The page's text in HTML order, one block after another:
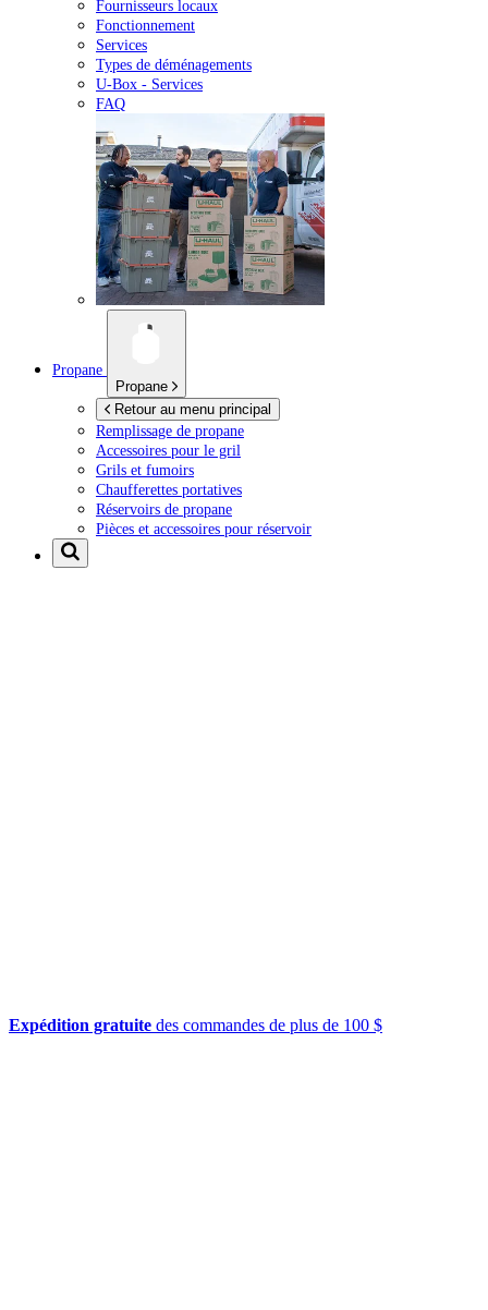
Fournisseurs locaux
Fonctionnement
Services
Types de déménagements
U-Box - Services
FAQ
Propane
Propane
Retour au menu principal
Remplissage de propane
Accessoires pour le gril
Grils et fumoirs
Chaufferettes portatives
Réservoirs de propane
Pièces et accessoires pour réservoir
Expédition gratuite des commandes de plus de 100 $